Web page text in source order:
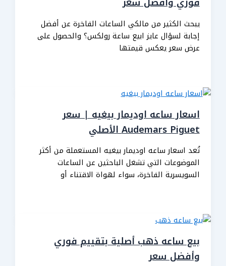
يبحث الكثير من مالكي الساعات الفاخرة عن أفضل
إجابة لسؤال عايز ابيع ساعة رولكس؟ والحصول على
عرض سعر يعكس قيمتها
اسعار ساعه اوديمار بيغيه | سعر
Audemars Piguet الأصلي
تُعد اسعار ساعه اوديمار بيغيه المستعملة من أكثر
الموضوعات التي تشغل الباحثين عن الساعات
السويسرية الفاخرة، سواء لهواة الاقتناء أو
بيع ساعه ذهب أصلية بتقييم فوري
وأفضل سعر